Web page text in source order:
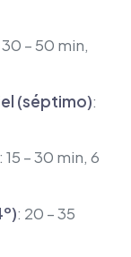
30 – 50 min,
(séptimo):
: 15 – 30 min, 6
: 20 – 35